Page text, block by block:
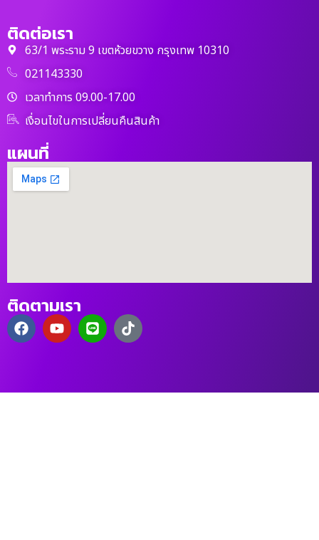
ติดต่อเรา
63/1 พระราม 9 เขตห้วยขวาง กรุงเทพ 10310
021143330
เวลาทำการ 09.00-17.00
เงื่อนไขในการเปลี่ยนคืนสินค้า
แผนที่
ติดตามเรา